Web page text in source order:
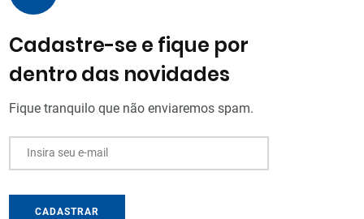
Cadastre-se e fique por
dentro das novidades
Fique tranquilo que não enviaremos spam.
Insira seu e-mail
CADASTRAR